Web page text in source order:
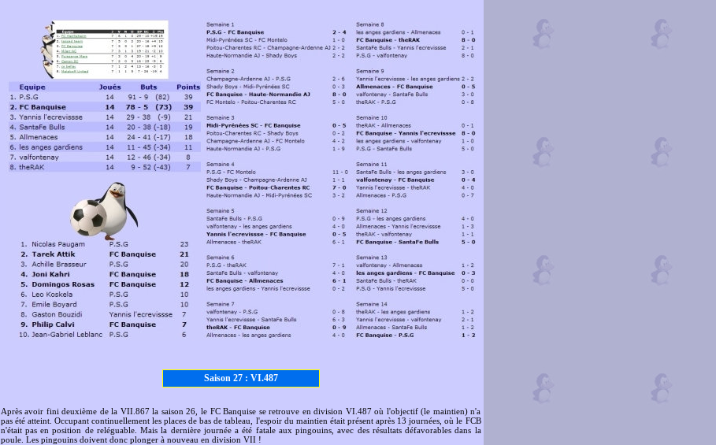
Saison 27 : VI.487
Après avoir fini deuxième de la VII.867 la saison 26, le FC Banquise se retrouve en division VI.487 où l'objectif (le maintien) n'a
pas été atteint. Occupant continuellement les places de bas de tableau, l'espoir du maintien était présent après 13 journées, où le FCB
n'était pas en position de reléguable. Mais la dernière journée a été fatale aux pingouins, avec des résultats défavorables dans la
poule. Les pingouins doivent donc plonger à nouveau en division VII !